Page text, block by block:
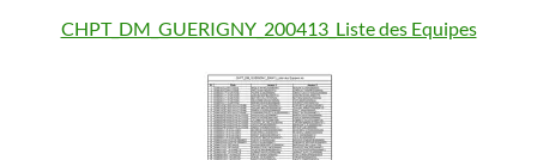
CHPT_DM_GUERIGNY_200413_Liste des Equipes